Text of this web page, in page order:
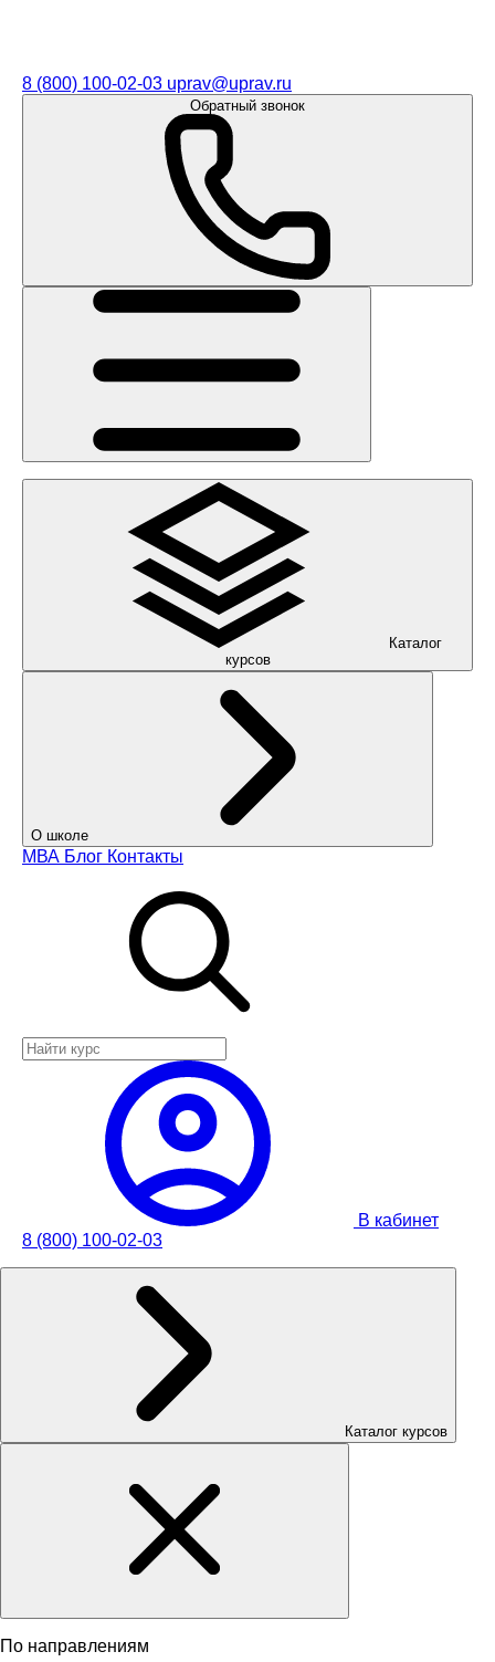
8 (800) 100-02-03 uprav@uprav.ru
Обратный звонок
Каталог
курсов
О школе
МВА Блог Контакты
В кабинет
8 (800) 100-02-03
Каталог курсов
По направлениям